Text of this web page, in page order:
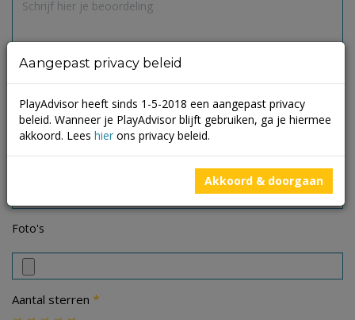
Foto's
Aantal sterren *
Aangepast privacy beleid
PlayAdvisor heeft sinds 1-5-2018 een aangepast privacy
beleid. Wanneer je PlayAdvisor blijft gebruiken, ga je hiermee
akkoord. Lees hier ons privacy beleid.
Akkoord & doorgaan